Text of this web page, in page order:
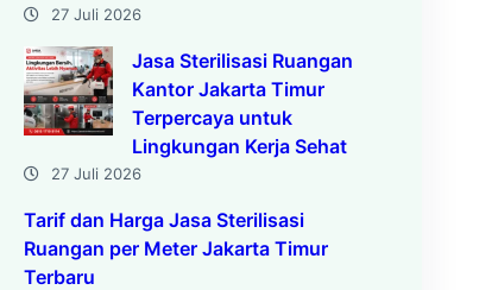
27 Juli 2026
Jasa Sterilisasi Ruangan
Kantor Jakarta Timur
Terpercaya untuk
Lingkungan Kerja Sehat
27 Juli 2026
Tarif dan Harga Jasa Sterilisasi
Ruangan per Meter Jakarta Timur
Terbaru